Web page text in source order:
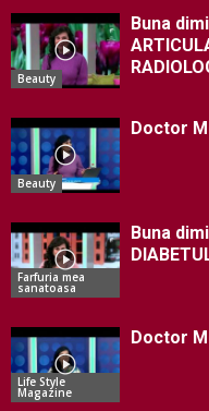
Beauty
Buna
Beauty
Doctor
Farfuria mea
sanatoasa
Buna
Life Style
Magazine
Doctor